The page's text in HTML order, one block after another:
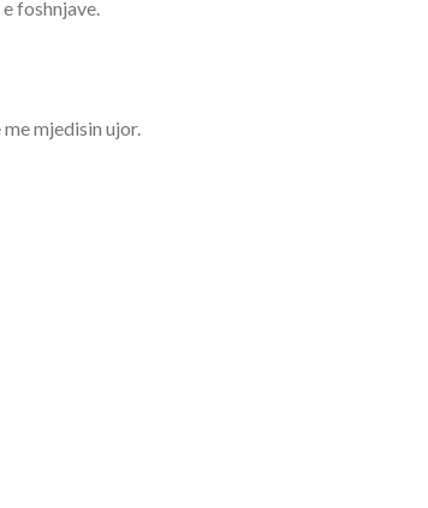
foshnjave.
mjedisin ujor.